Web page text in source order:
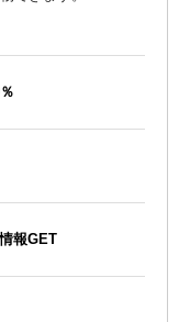
報GET